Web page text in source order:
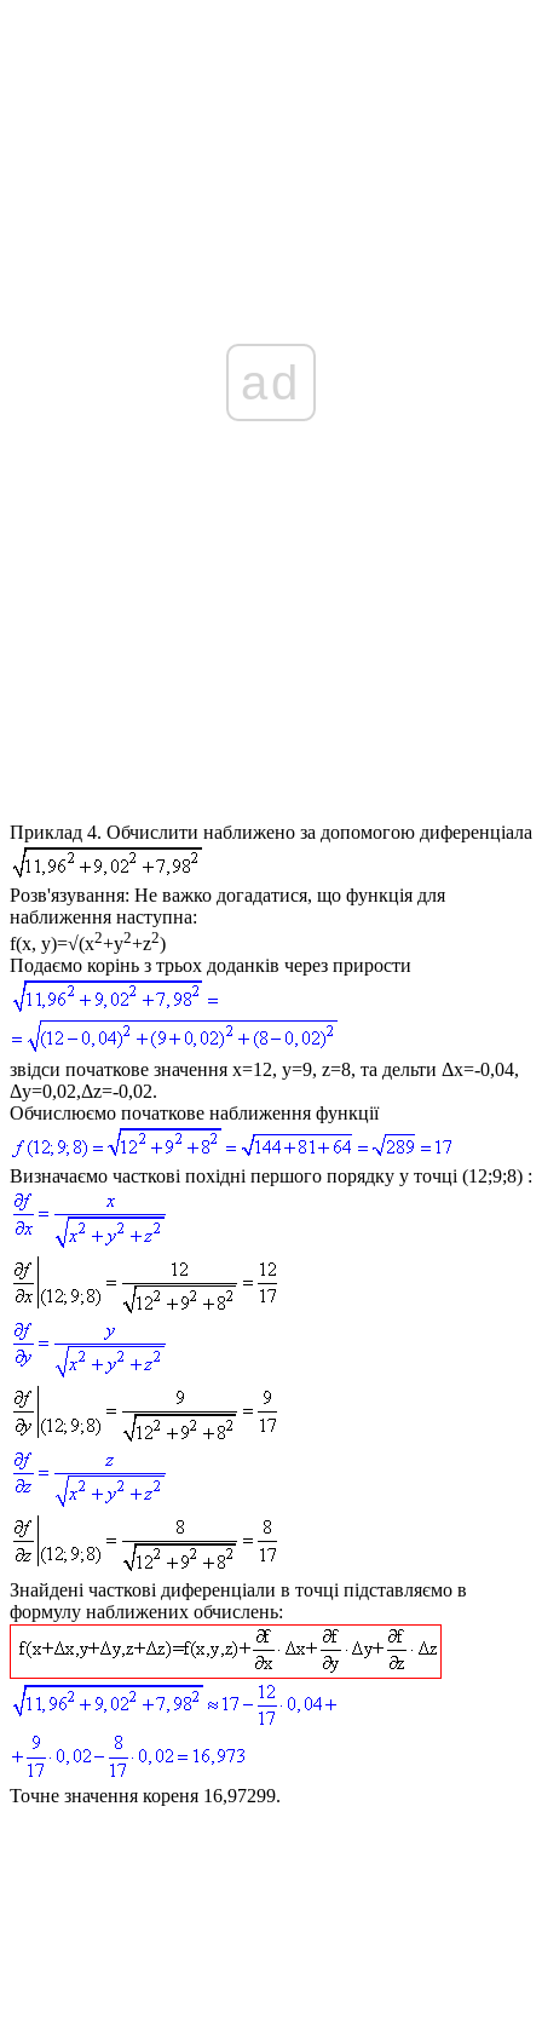
ad
Приклад 4. Обчислити наближено за допомогою диференціала
Розв'язування: Не важко догадатися, що функція для
наближення наступна:
f(x, y)=√(x2+y2+z2)
Подаємо корінь з трьох доданків через прирости
звідси початкове значення x=12, y=9, z=8, та дельти Δx=-0,04,
Δy=0,02,Δz=-0,02.
Обчислюємо початкове наближення функції
Визначаємо часткові похідні першого порядку у точці (12;9;8) :
Знайдені часткові диференціали в точці підставляємо в
формулу наближених обчислень:
Точне значення кореня 16,97299.